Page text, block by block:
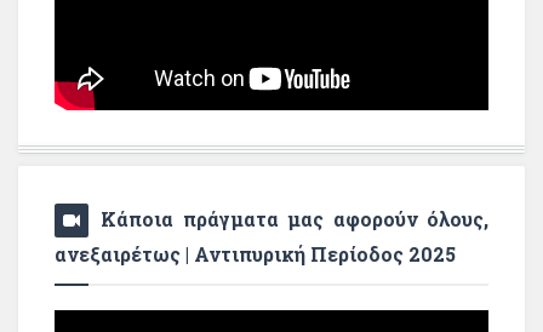
Κάποια πράγματα μας αφορούν όλους,
ανεξαιρέτως | Αντιπυρική Περίοδος 2025